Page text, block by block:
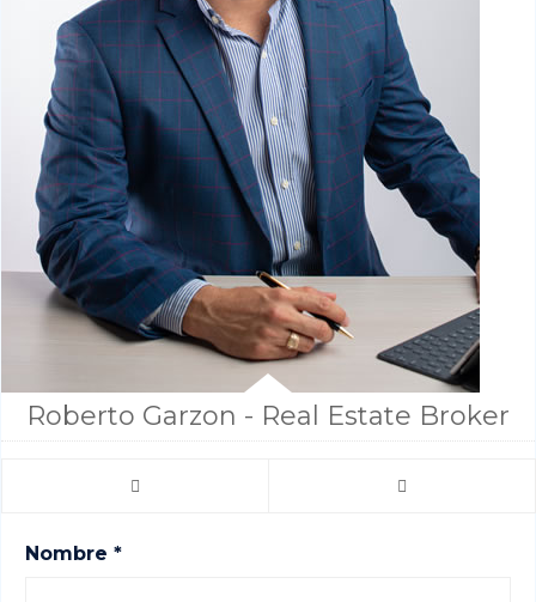
Roberto Garzon - Real Estate Broker
Nombre *